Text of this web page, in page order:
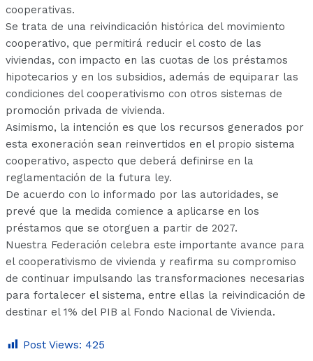
cooperativas.
Se trata de una reivindicación histórica del movimiento
cooperativo, que permitirá reducir el costo de las
viviendas, con impacto en las cuotas de los préstamos
hipotecarios y en los subsidios, además de equiparar las
condiciones del cooperativismo con otros sistemas de
promoción privada de vivienda.
Asimismo, la intención es que los recursos generados por
esta exoneración sean reinvertidos en el propio sistema
cooperativo, aspecto que deberá definirse en la
reglamentación de la futura ley.
De acuerdo con lo informado por las autoridades, se
prevé que la medida comience a aplicarse en los
préstamos que se otorguen a partir de 2027.
Nuestra Federación celebra este importante avance para
el cooperativismo de vivienda y reafirma su compromiso
de continuar impulsando las transformaciones necesarias
para fortalecer el sistema, entre ellas la reivindicación de
destinar el 1% del PIB al Fondo Nacional de Vivienda.
Post Views: 425